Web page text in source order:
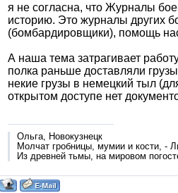
я не согласна, что Журналы
историю. Это журналы других
(бомбардировщики), помощь
А наша тема затрагивает
полка раньше доставляли
некие грузы в немецкий тыл
открытом доступе нет
Ольга, Новокузнецк
Молчат гробницы, мумии и кости, -
Из древней тьмы, на мировом